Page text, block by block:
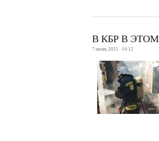
В КБР В
7 июня, 2021 - 14:12